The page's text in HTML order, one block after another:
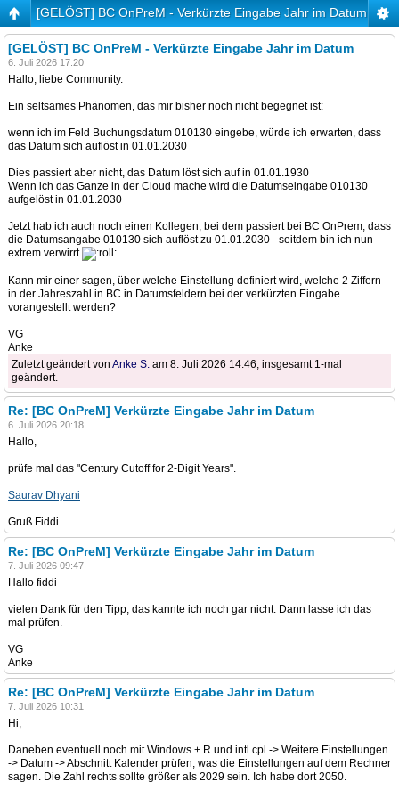
[GELÖST] BC OnPreM - Verkürzte Eingabe Jahr im Datum
[GELÖST] BC OnPreM - Verkürzte Eingabe Jahr im Datum
6. Juli 2026 17:20
Hallo, liebe Community.
Ein seltsames Phänomen, das mir bisher noch nicht begegnet ist:
wenn ich im Feld Buchungsdatum 010130 eingebe, würde ich erwarten, dass
das Datum sich auflöst in 01.01.2030
Dies passiert aber nicht, das Datum löst sich auf in 01.01.1930
Wenn ich das Ganze in der Cloud mache wird die Datumseingabe 010130
aufgelöst in 01.01.2030
Jetzt hab ich auch noch einen Kollegen, bei dem passiert bei BC OnPrem, dass
die Datumsangabe 010130 sich auflöst zu 01.01.2030 - seitdem bin ich nun
extrem verwirrt
Kann mir einer sagen, über welche Einstellung definiert wird, welche 2 Ziffern
in der Jahreszahl in BC in Datumsfeldern bei der verkürzten Eingabe
vorangestellt werden?
VG
Anke
Zuletzt geändert von Anke S. am 8. Juli 2026 14:46, insgesamt 1-mal
geändert.
Re: [BC OnPreM] Verkürzte Eingabe Jahr im Datum
6. Juli 2026 20:18
Hallo,
prüfe mal das "Century Cutoff for 2-Digit Years".
Saurav Dhyani
Gruß Fiddi
Re: [BC OnPreM] Verkürzte Eingabe Jahr im Datum
7. Juli 2026 09:47
Hallo fiddi
vielen Dank für den Tipp, das kannte ich noch gar nicht. Dann lasse ich das
mal prüfen.
VG
Anke
Re: [BC OnPreM] Verkürzte Eingabe Jahr im Datum
7. Juli 2026 10:31
Hi,
Daneben eventuell noch mit Windows + R und intl.cpl -> Weitere Einstellungen
-> Datum -> Abschnitt Kalender prüfen, was die Einstellungen auf dem Rechner
sagen. Die Zahl rechts sollte größer als 2029 sein. Ich habe dort 2050.